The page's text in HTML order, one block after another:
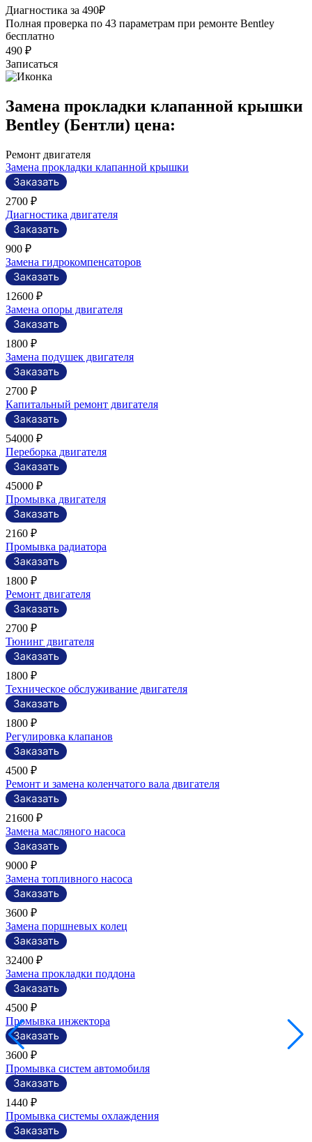
Диагностика за 490₽
Полная проверка по 43 параметрам при ремонте Bentley
бесплатно
490 ₽
Записаться
Замена прокладки клапанной крышки
Bentley (Бентли) цена:
Ремонт двигателя
Замена прокладки клапанной крышки
2700 ₽
Диагностика двигателя
900 ₽
Замена гидрокомпенсаторов
12600 ₽
Замена опоры двигателя
1800 ₽
Замена подушек двигателя
2700 ₽
Капитальный ремонт двигателя
54000 ₽
Переборка двигателя
45000 ₽
Промывка двигателя
2160 ₽
Промывка радиатора
1800 ₽
Ремонт двигателя
2700 ₽
Тюнинг двигателя
1800 ₽
Техническое обслуживание двигателя
1800 ₽
Регулировка клапанов
4500 ₽
Ремонт и замена коленчатого вала двигателя
21600 ₽
Замена масляного насоса
9000 ₽
Замена топливного насоса
3600 ₽
Замена поршневых колец
32400 ₽
Замена прокладки поддона
4500 ₽
Промывка инжектора
3600 ₽
Промывка систем автомобиля
1440 ₽
Промывка системы охлаждения